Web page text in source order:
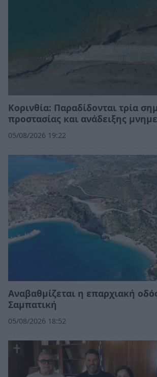
Κορινθία: Παραδίδονται τρία
προστασίας και ανάδειξης
05/08/2026 19:22
Αναβαθμίζεται η επαρχιακή
Σαμπατική
05/08/2026 18:52